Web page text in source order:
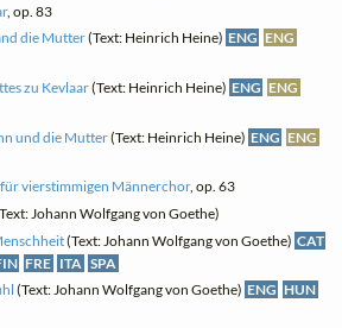
, op. 83
die Mutter(Text: Heinrich Heine) ENG ENG
zu Kevlaar(Text: Heinrich Heine) ENG ENG
und die Mutter(Text: Heinrich Heine) ENG ENG
vierstimmigen Männerchor, op. 63
Johann Wolfgang von Goethe)
(Text: Johann Wolfgang von Goethe) CAT
FRE ITA SPA
(Text: Johann Wolfgang von Goethe) ENG HUN